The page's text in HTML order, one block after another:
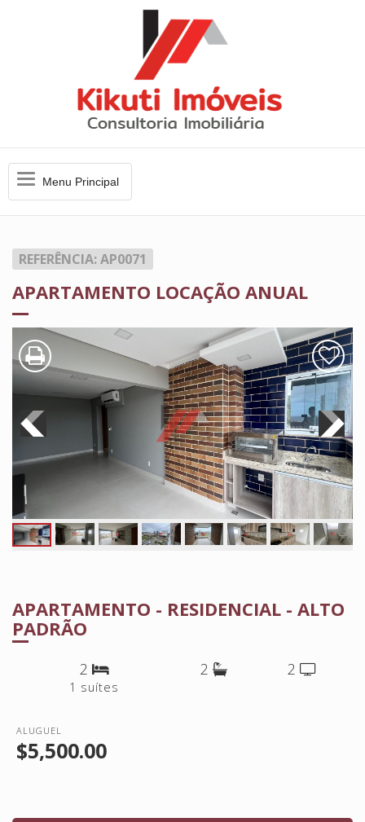
MenuMenu Principal
REFERÊNCIA: AP0071
APARTAMENTO LOCAÇÃO ANUAL
APARTAMENTO - RESIDENCIAL - ALTO
PADRÃO
2
1 suítes
2 2
ALUGUEL
$5,500.00